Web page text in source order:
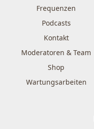
Frequenzen
Podcasts
Kontakt
Moderatoren & Team
Shop
Wartungsarbeiten